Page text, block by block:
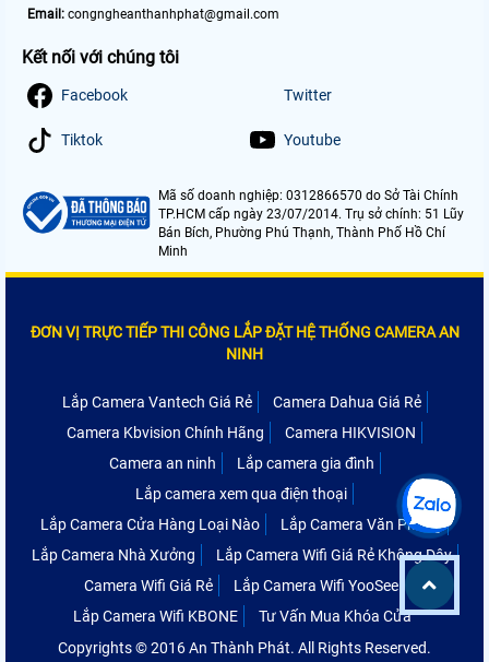
Email: congngheanthanhphat@gmail.com
Kết nối với chúng tôi
Facebook Twitter
Tiktok Youtube
Mã số doanh nghiệp: 0312866570 do Sở Tài Chính
TP.HCM cấp ngày 23/07/2014. Trụ sở chính: 51 Lũy
Bán Bích, Phường Phú Thạnh, Thành Phố Hồ Chí
Minh
ĐƠN VỊ TRỰC TIẾP THI CÔNG LẮP ĐẶT HỆ THỐNG CAMERA AN
NINH
Lắp Camera Vantech Giá Rẻ
Camera Dahua Giá Rẻ
Camera Kbvision Chính Hãng
Camera HIKVISION
Camera an ninh
Lắp camera gia đình
Lắp camera xem qua điện thoại
Lắp Camera Cửa Hàng Loại Nào
Lắp Camera Văn Phòng
Lắp Camera Nhà Xưởng
Lắp Camera Wifi Giá Rẻ Không Dây
Camera Wifi Giá Rẻ
Lắp Camera Wifi YooSee
Lắp Camera Wifi KBONE
Tư Vấn Mua Khóa Cửa
Copyrights © 2016 An Thành Phát. All Rights Reserved.